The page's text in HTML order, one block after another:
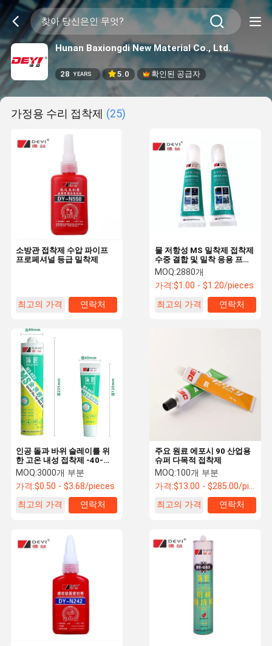
Hunan Baxiongdi New Material Co., Ltd.
28 YEARS 5.0 확인된 공급자
가정용 수리 접착제 (25)
소방관 접착제 수압 파이프
프로페셔널 등급 밀착제
최고의 가격 연락처
물 저항성 MS 밀착제 접착제
수중 결합 및 밀착 응용 프로
그램
MOQ:2880개
가격:$1.00 - $1.20/pieces
최고의 가격
연락처
인공 돌과 바위 슬레이를 위
한 고온 내성 접착제 -40-
120C
MOQ:3000개 부분
가격:$0.50 - $3.68/pieces
최고의 가격
연락처
주요 원료 에포시 90 산업용
슈퍼 다목적 접착제
MOQ:100개 부분
가격:$13.00 - $285.00/pieces
최고의 가격
연락처